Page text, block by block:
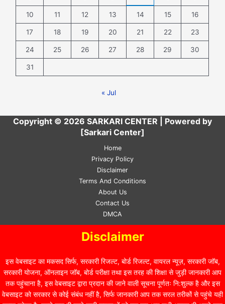
10 11 12 13 14 15 16
17 18 19 20 21 22 23
24 25 26 27 28 29 30
31
« Jul
Copyright © 2026 SARKARI CENTER | Powered by
[Sarkari Center]
Home
Privacy Policy
Disclaimer
Terms And Conditions
About Us
Contact Us
DMCA
Disclaimer
इस वेबसाइट का मकसद सिर्फ, सरकारी रिजल्ट, बोर्ड रिजल्ट, वायरल न्यूज़, सरकारी जॉब,
सरकारी योजना, ऑनलाइन जॉब, बोर्ड परीक्षा तथा इस तरह की शिक्षा से जुड़ी जानकारी आप
तक पहुंचाना है, इस वेबसाइट द्वारा प्रदान की जाने वाली सूचना पूर्णतः नि:शुल्क है और इस
वेबसाइट को सरकार से कोई संबंध नहीं है, सिर्फ जानकारी आप तक सरल तरीकों से पहुंचे यही